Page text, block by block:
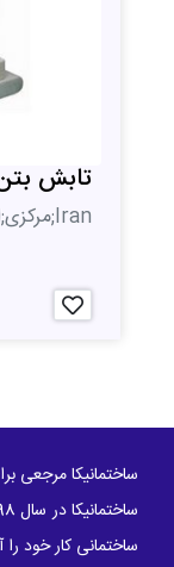
تابش
Iran;مرکزی;اراک
ساختمانیکا مرجعی
ساختمانی کار خود را